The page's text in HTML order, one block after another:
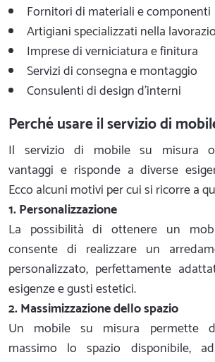
Fornitori di materiali e componenti
Artigiani specializzati nella
Imprese di verniciatura e finitura
Servizi di consegna e montaggio
Consulenti di design d'interni
Perché usare il servizio di
Il servizio di mobile su misura
vantaggi e risponde a diverse
Ecco alcuni motivi per cui si ricorre a
1. Personalizzazione
La possibilità di ottenere un
consente di realizzare un
personalizzato, perfettamente
esigenze e gusti estetici.
2. Massimizzazione dello spazio
Un mobile su misura permette
massimo lo spazio disponibile,